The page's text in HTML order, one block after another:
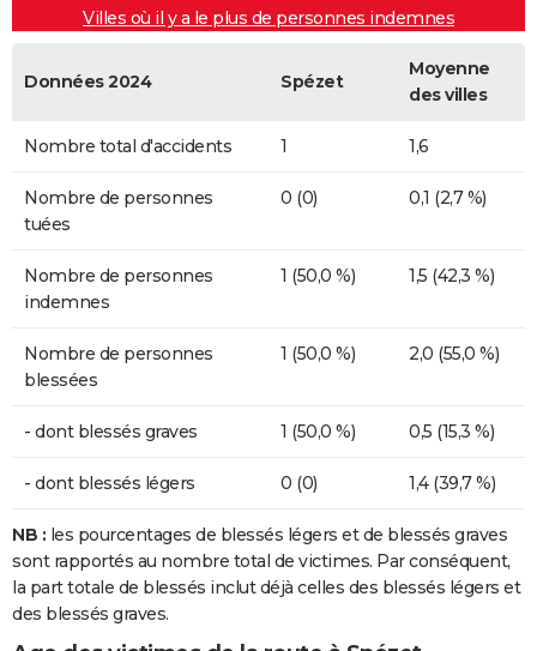
Villes où il y a le plus de personnes indemnes
Données 2024 Spézet
Moyenne
des villes
Nombre total d'accidents 1 1,6
Nombre de personnes
tuées
0 (0) 0,1 (2,7 %)
Nombre de personnes
indemnes
1 (50,0 %) 1,5 (42,3 %)
Nombre de personnes
blessées
1 (50,0 %) 2,0 (55,0 %)
- dont blessés graves 1 (50,0 %) 0,5 (15,3 %)
- dont blessés légers 0 (0) 1,4 (39,7 %)
NB : les pourcentages de blessés légers et de blessés graves
sont rapportés au nombre total de victimes. Par conséquent,
la part totale de blessés inclut déjà celles des blessés légers et
des blessés graves.